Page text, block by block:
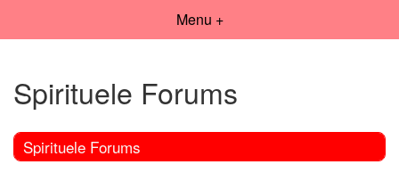
Menu +
Spirituele Forums
Spirituele Forums